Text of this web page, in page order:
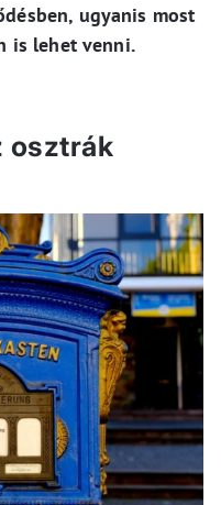
ugyanis most
is lehet venni.
osztrák